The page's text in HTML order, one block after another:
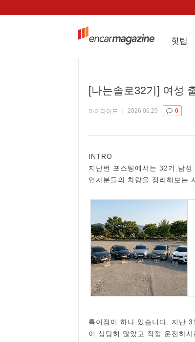
핫팁
[나는솔로32기] 여성
마이라이드 2026.06.29 0
INTRO
지난번 포스팅에서는 32기 남
연자분들의 차량을 정리해보는
특이점이 하나 있습니다. 지난
이 상당히 많았고 직접 운전하